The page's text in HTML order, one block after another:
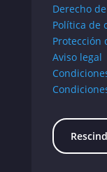
Derecho
Política de
Protección
Aviso legal